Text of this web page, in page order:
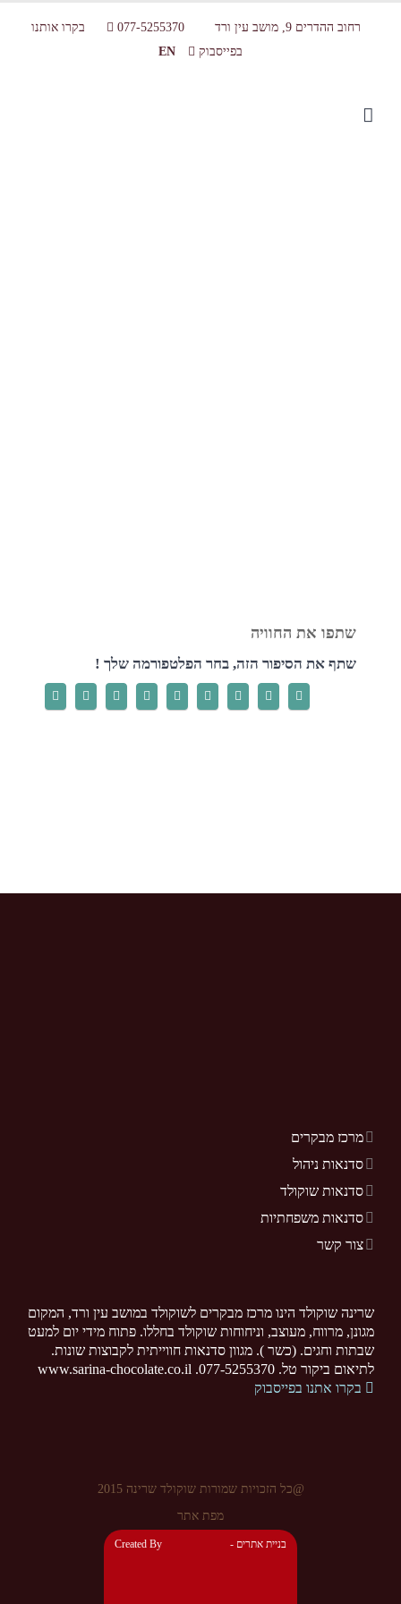
רחוב ההדרים 9, מושב עין ורד 077-5255370
בקרו אותנו
בפייסבוק
EN
שתף את הסיפור הזה, בחר הפלטפורמה שלך !
מרכז מבקרים
סדנאות ניהול
סדנאות שוקולד
סדנאות משפחתיות
צור קשר
שרינה שוקולד הינו מרכז מבקרים לשוקולד במושב עין ורד, המקום
מגונן, מרווח, מעוצב, וניחוחות שוקולד בחללו. פתוח מידי יום למעט
שבתות וחגים. (כשר ). מגוון סדנאות חווייתית לקבוצות שונות.
לתיאום ביקור טל. 077-5255370. www.sarina-chocolate.co.il
בקרו אתנו בפייסבוק
@כל הזכויות שמורות שוקולד שרינה 2015
מפת אתר
Created By - בניית אתרים